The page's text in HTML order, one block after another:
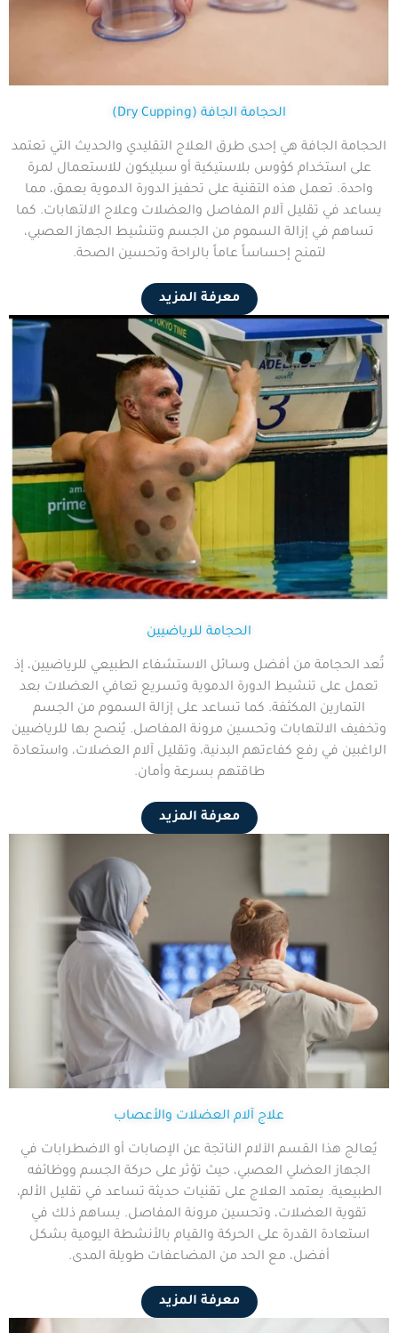
الحجامة الجافة (Dry Cupping)
الحجامة الجافة هي إحدى طرق العلاج التقليدي والحديث التي تعتمد
على استخدام كؤوس بلاستيكية أو سيليكون للاستعمال لمرة
واحدة. تعمل هذه التقنية على تحفيز الدورة الدموية بعمق، مما
يساعد في تقليل آلام المفاصل والعضلات وعلاج الالتهابات. كما
تساهم في إزالة السموم من الجسم وتنشيط الجهاز العصبي،
لتمنح إحساساً عاماً بالراحة وتحسين الصحة.
معرفة المزيد
الحجامة للرياضيين
تُعد الحجامة من أفضل وسائل الاستشفاء الطبيعي للرياضيين، إذ
تعمل على تنشيط الدورة الدموية وتسريع تعافي العضلات بعد
التمارين المكثفة. كما تساعد على إزالة السموم من الجسم
وتخفيف الالتهابات وتحسين مرونة المفاصل. يُنصح بها للرياضيين
الراغبين في رفع كفاءتهم البدنية، وتقليل آلام العضلات، واستعادة
طاقتهم بسرعة وأمان.
معرفة المزيد
علاج آلام العضلات والأعصاب
يُعالج هذا القسم الآلام الناتجة عن الإصابات أو الاضطرابات في
الجهاز العضلي العصبي، حيث تؤثر على حركة الجسم ووظائفه
الطبيعية. يعتمد العلاج على تقنيات حديثة تساعد في تقليل الألم،
تقوية العضلات، وتحسين مرونة المفاصل. يساهم ذلك في
استعادة القدرة على الحركة والقيام بالأنشطة اليومية بشكل
أفضل، مع الحد من المضاعفات طويلة المدى.
معرفة المزيد